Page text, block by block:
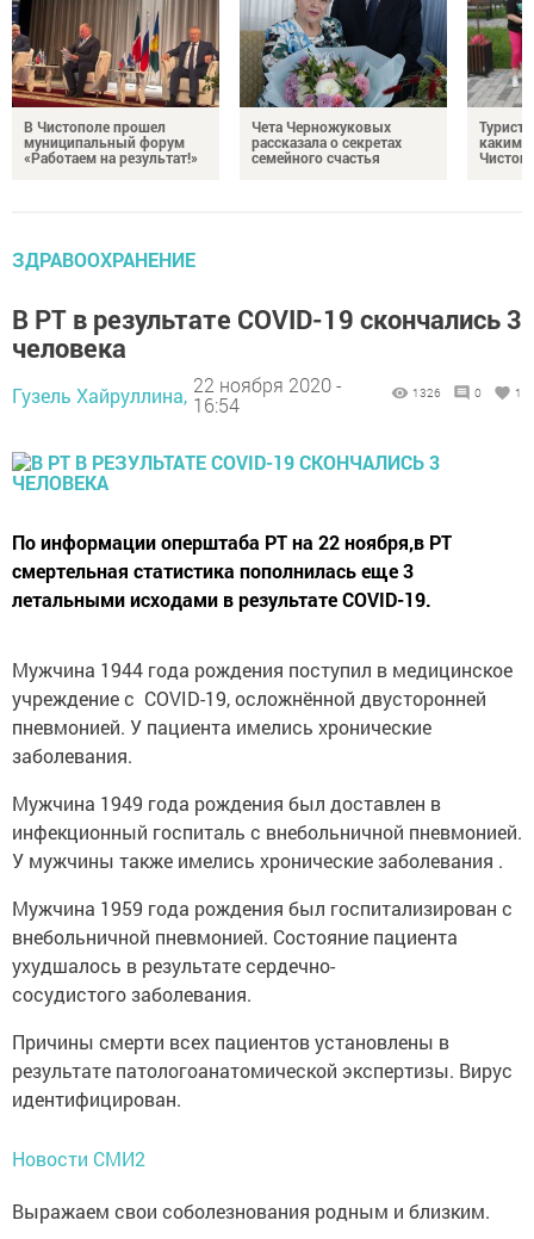
В Чистополе прошел
муниципальный форум
«Работаем на результат!»
Чета Черножуковых
рассказала о секретах
семейного счастья
каким
ЗДРАВООХРАНЕНИЕ
В РТ в результате COVID-19 скончались 3
человека
Гузель Хайруллина, 22 ноября 2020 -
16:54
1326 0 1
По информации оперштаба РТ на 22 ноября,в РТ
смертельная статистика пополнилась еще 3
летальными исходами в результате COVID-19.
Мужчина 1944 года рождения поступил в медицинское
учреждение с COVID-19, осложнённой двусторонней
пневмонией. У пациента имелись хронические
заболевания.
Мужчина 1949 года рождения был доставлен в
инфекционный госпиталь с внебольничной пневмонией.
У мужчины также имелись хронические заболевания .
Мужчина 1959 года рождения был госпитализирован с
внебольничной пневмонией. Состояние пациента
ухудшалось в результате сердечно-
сосудистого заболевания.
Причины смерти всех пациентов установлены в
результате патологоанатомической экспертизы. Вирус
идентифицирован.
Новости СМИ2
Выражаем свои соболезнования родным и близким.